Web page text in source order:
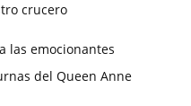
crucero
las emocionantes
del Queen Anne